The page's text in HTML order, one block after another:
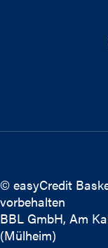
© easyCredit
vorbehalten
BBL GmbH, Am
(Mülheim)